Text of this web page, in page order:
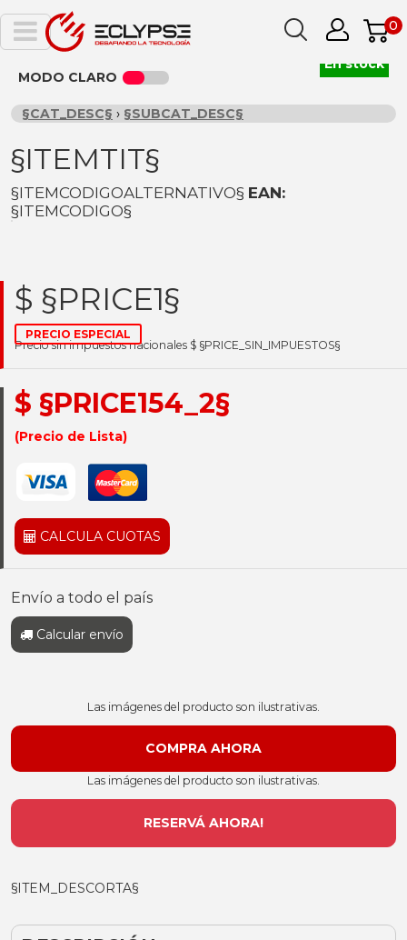
0
MODO CLARO
§CAT_DESC§ › §SUBCAT_DESC§
§ITEMTIT§
§ITEMCODIGOALTERNATIVO§ EAN:
§ITEMCODIGO§
$ §PRICE1§
PRECIO ESPECIAL
Precio sin impuestos nacionales $ §PRICE_SIN_IMPUESTOS§
$ §PRICE154_2§
(Precio de Lista)
CALCULA CUOTAS
Envío a todo el país
Calcular envío
En stock
Las imágenes del producto son ilustrativas.
Las imágenes del producto son ilustrativas.
RESERVÁ AHORA!
§ITEM_DESCORTA§